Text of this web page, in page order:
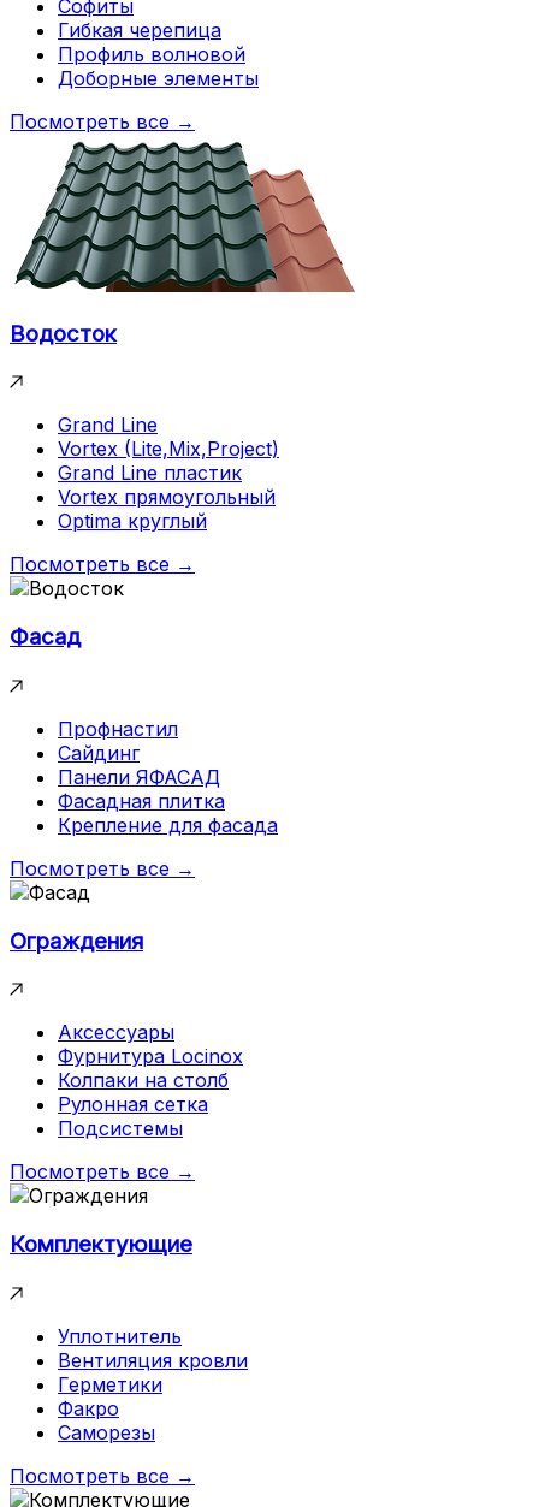
Софиты
Гибкая черепица
Профиль волновой
Доборные элементы
Посмотреть все →
Водосток
Grand Line
Vortex (Lite,Mix,Project)
Grand Line пластик
Vortex прямоугольный
Optima круглый
Посмотреть все →
Фасад
Профнастил
Сайдинг
Панели ЯФАСАД
Фасадная плитка
Крепление для фасада
Посмотреть все →
Ограждения
Аксессуары
Фурнитура Locinox
Колпаки на столб
Рулонная сетка
Подсистемы
Посмотреть все →
Комплектующие
Уплотнитель
Вентиляция кровли
Герметики
Факро
Саморезы
Посмотреть все →